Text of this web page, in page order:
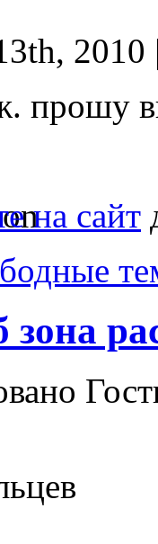
прошу
на сайт
зона